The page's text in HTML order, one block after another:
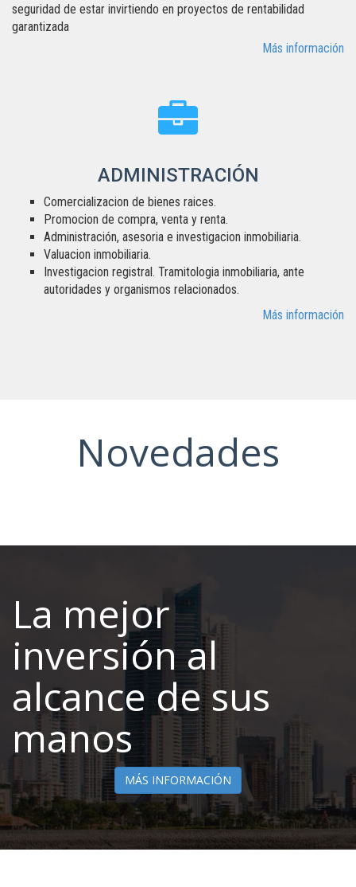
seguridad de estar invirtiendo en proyectos de rentabilidad
garantizada
Más información
ADMINISTRACIÓN
Comercializacion de bienes raices.
Promocion de compra, venta y renta.
Administración, asesoria e investigacion inmobiliaria.
Valuacion inmobiliaria.
Investigacion registral. Tramitologia inmobiliaria, ante
autoridades y organismos relacionados.
Más información
Novedades
La mejor
inversión al
alcance de sus
manos
MÁS INFORMACIÓN